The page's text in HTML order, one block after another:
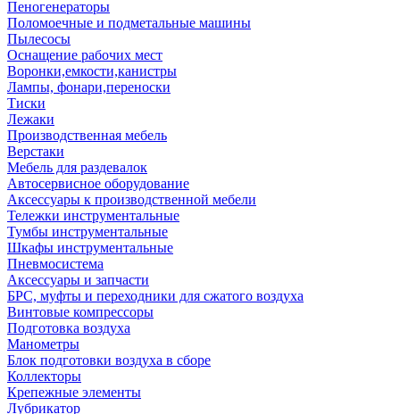
Пеногенераторы
Поломоечные и подметальные машины
Пылесосы
Оснащение рабочих мест
Воронки,емкости,канистры
Лампы, фонари,переноски
Тиски
Лежаки
Производственная мебель
Верстаки
Мебель для раздевалок
Автосервисное оборудование
Аксессуары к производственной мебели
Тележки инструментальные
Тумбы инструментальные
Шкафы инструментальные
Пневмосистема
Аксессуары и запчасти
БРС, муфты и переходники для сжатого воздуха
Винтовые компрессоры
Подготовка воздуха
Манометры
Блок подготовки воздуха в сборе
Коллекторы
Крепежные элементы
Лубрикатор